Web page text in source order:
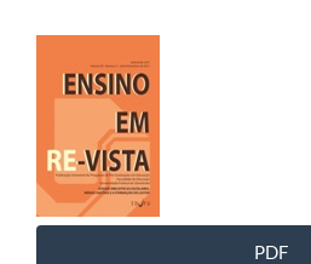
Barra
lateral
de
artigos
PDF